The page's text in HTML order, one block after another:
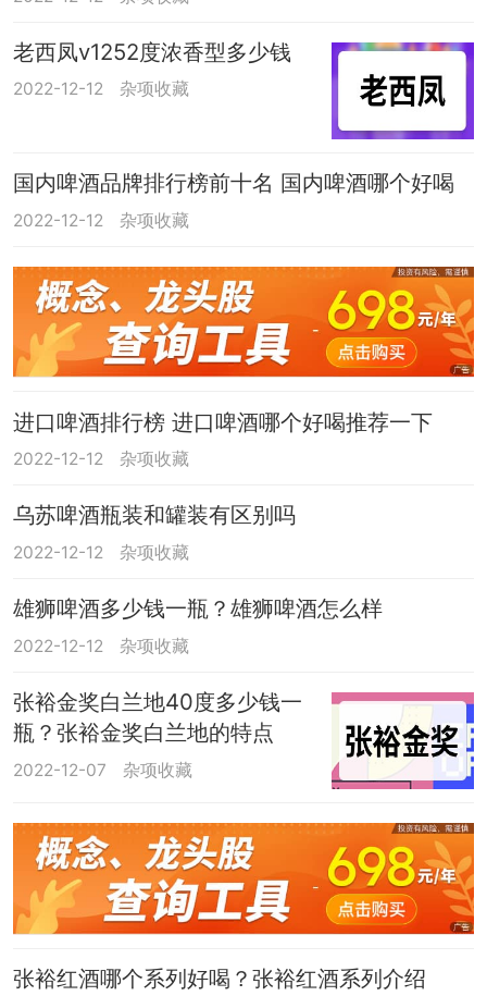
老西凤v1252度浓香型多少钱
2022-12-12 杂项收藏
国内啤酒品牌排行榜前十名 国内啤酒哪个好喝
2022-12-12 杂项收藏
进口啤酒排行榜 进口啤酒哪个好喝推荐一下
2022-12-12 杂项收藏
乌苏啤酒瓶装和罐装有区别吗
2022-12-12 杂项收藏
雄狮啤酒多少钱一瓶？雄狮啤酒怎么样
2022-12-12 杂项收藏
张裕金奖白兰地40度多少钱一
瓶？张裕金奖白兰地的特点
2022-12-07 杂项收藏
张裕红酒哪个系列好喝？张裕红酒系列介绍